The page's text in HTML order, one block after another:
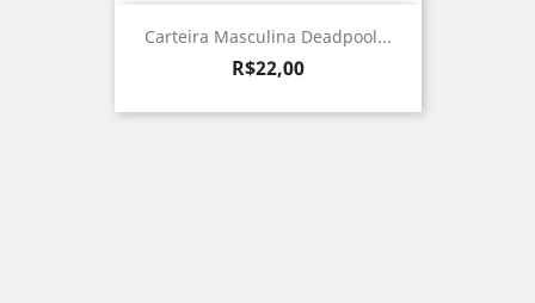
Carteira Masculina Deadpool...
Preço
R$22,00